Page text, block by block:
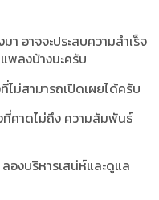
อาจจะประสบความสำเร็จ
พลงบ้างนะครับ
ไม่สามารถเปิดเผยได้ครับ
ที่คาดไม่ถึง ความสัมพันธ์
องบริหารเสน่ห์และดูแล